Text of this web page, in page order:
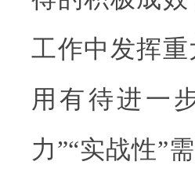
工作中发挥
用有待进一
力”“实战性”